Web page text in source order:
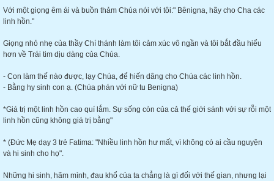
Với một giọng êm ái và buồn thảm Chúa nói với tôi:" Bênigna, hãy cho Cha các
linh hồn."
Giọng nhỏ nhẹ của thầy Chí thánh làm tôi cảm xúc vô ngần và tôi bắt đầu hiểu
hơn về Trái tim dịu dàng của Chúa.
- Con làm thế nào được, lạy Chúa, để hiến dâng cho Chúa các linh hồn.
- Bằng hy sinh con ạ. (Chúa phán với nữ tu Benigna)
*Giá trị một linh hồn cao quí lắm. Sự sống còn của cả thế giới sánh với sự rỗi một
linh hồn cũng không giá trị bằng"
* (Đức Mẹ dạy 3 trẻ Fatima: "Nhiều linh hồn hư mất, vì không có ai cầu nguyện
và hi sinh cho họ".
Những hi sinh, hãm mình, đau khổ của ta chẳng là gì đối với thế gian, nhưng lại